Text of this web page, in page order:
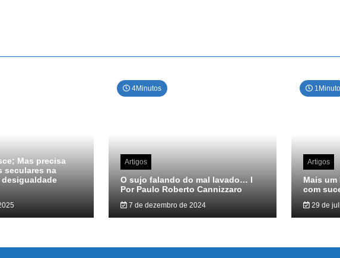
Mas precisa
seculares na
4Minutos
Artigos
O sujo falando do mal lavado… I
Por Paulo Roberto Cannizzaro
7 de dezembro de 2024
1Minuto
Artigos
Mais
com
29 de